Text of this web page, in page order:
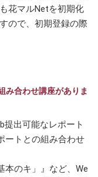
花マルNetを初期化
ので、初期登録の際
み合わせ講座がありま
提出可能なレポート
ートとの組み合わせ
本のキ」』など、We